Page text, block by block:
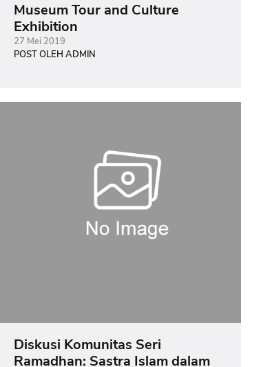
Museum Tour and Culture
Exhibition
27 Mei 2019
POST OLEH ADMIN
Diskusi Komunitas Seri
Ramadhan: Sastra Islam dalam